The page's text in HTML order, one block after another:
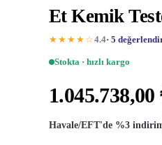
Et Kemik
★★★★☆4.4· 5
Stokta · hızlı kargo
1.045.738,00
Havale/EFT'de %3